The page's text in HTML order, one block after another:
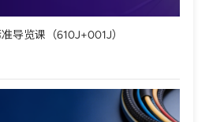
导览课（610J+001J）